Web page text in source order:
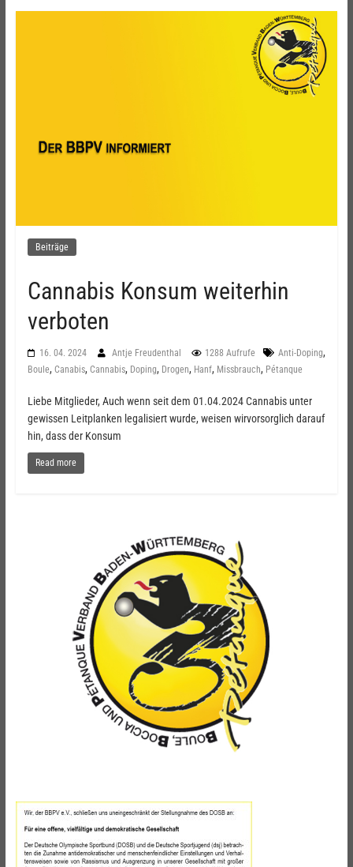
Beiträge
Cannabis Konsum weiterhin
verboten
16. 04. 2024 Antje Freudenthal 1288 Aufrufe Anti-Doping,
Boule, Canabis, Cannabis, Doping, Drogen, Hanf, Missbrauch, Pétanque
Liebe Mitglieder, Auch wenn seit dem 01.04.2024 Cannabis unter
gewissen Leitplanken legalisiert wurde, weisen wirvorsorglich darauf
hin, dass der Konsum
Read more